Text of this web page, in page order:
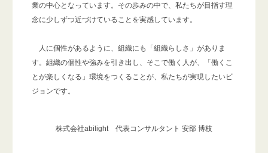
業の中心となっています。その歩みの中で、私たちが目指す理
念に少しずつ近づけていることを実感しています。
人に個性があるように、組織にも「組織らしさ」がありま
す。組織の個性や強みを引き出し、そこで働く人が、「働くこ
とが楽しくなる」環境をつくることが、私たちが実現したいビ
ジョンです。
株式会社abilight 代表コンサルタント 安部 博枝